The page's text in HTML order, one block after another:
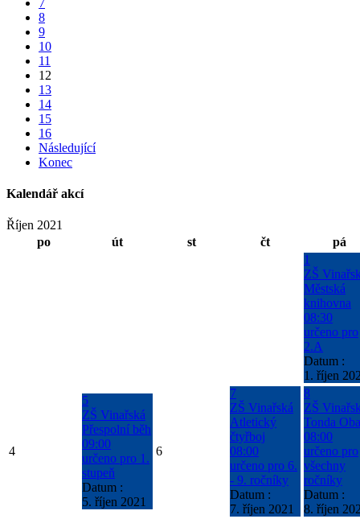
8
9
10
11
12
13
14
15
16
Následující
Konec
Kalendář akcí
Říjen 2021
po
út st čt
pá
1
ZŠ
Městská
knihovna
08:30
určeno pro
2.A
Datum :
1. říjen
4
5
ZŠ Vinařská
Přespolní běh
09:00
určeno pro 1.
stupeň
Datum :
5. říjen 2021
6
7
ZŠ Vinařská
Atletický
čtyřboj
08:00
určeno pro 6.
- 9. ročníky
Datum :
7. říjen 2021
8
ZŠ
Tonda
08:00
určeno pro
všechny
ročníky
Datum :
8. říjen